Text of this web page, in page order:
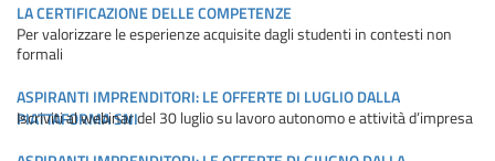
LA CERTIFICAZIONE DELLE COMPETENZE
Per valorizzare le esperienze acquisite dagli studenti in contesti non
formali
ASPIRANTI IMPRENDITORI: LE OFFERTE DI LUGLIO DALLA
PIATTAFORMA SNI
Iscriviti al webinar del 30 luglio su lavoro autonomo e attività d’impresa